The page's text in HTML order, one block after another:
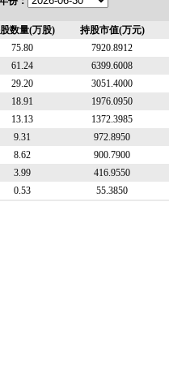
数量(万股) 持股市值(万元)
75.80 7920.8912
61.24 6399.6008
29.20 3051.4000
18.91 1976.0950
13.13 1372.3985
9.31 972.8950
8.62 900.7900
3.99 416.9550
0.53 55.3850